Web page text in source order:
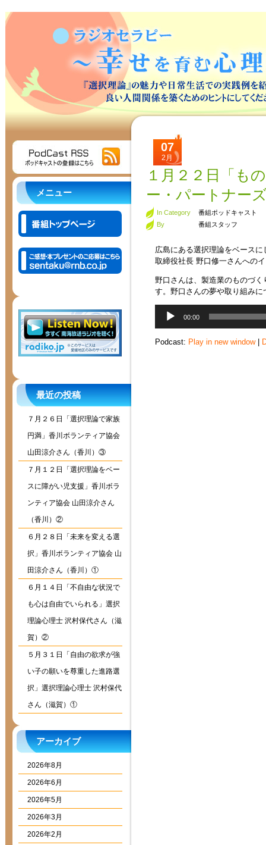
メニュー
最近の投稿
７月２６日「選択理論で家族
円満」香川ボランティア協会
山田涼介さん（香川）③
７月１２日「選択理論をベー
スに障がい児支援」香川ボラ
ンティア協会 山田涼介さん
（香川）②
６月２８日「未来を変える選
択」香川ボランティア協会 山
田涼介さん（香川）①
６月１４日「不自由な状況で
も心は自由でいられる」選択
理論心理士 沢村保代さん（滋
賀）②
５月３１日「自由の欲求が強
い子の願いを尊重した進路選
択」選択理論心理士 沢村保代
さん（滋賀）①
アーカイブ
2026年8月
2026年6月
2026年5月
2026年3月
2026年2月
07
2月
１月２２日「も
ー・パートナー
In Category
番組ポッドキャスト
By
番組スタッフ
広島にある選択理論をベース
取締役社長 野口修一さんへの
野口さんは、製造業のものづ
す。野口さんの夢や取り組み
レ
00:00
Podcast: Play in new window|